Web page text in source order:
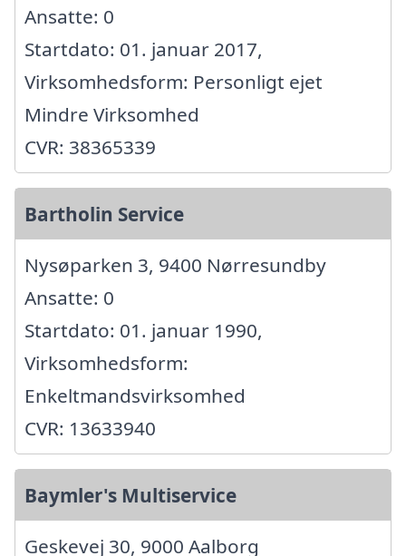
Ansatte: 0
Startdato: 01. januar 2017,
Virksomhedsform: Personligt ejet
Mindre Virksomhed
CVR: 38365339
Bartholin Service
Nysøparken 3, 9400 Nørresundby
Ansatte: 0
Startdato: 01. januar 1990,
Virksomhedsform:
Enkeltmandsvirksomhed
CVR: 13633940
Baymler's Multiservice
Geskevej 30, 9000 Aalborg